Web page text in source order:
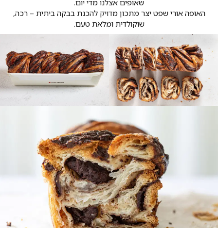
שאופים אצלנו מדי יום.
האופה אורי שפט יצר מתכון מדויק להכנת בבקה ביתית – רכה,
שוקולדית ומלאת טעם.